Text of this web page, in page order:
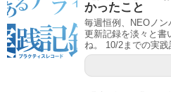
かったこと
毎週恒例、NEOノ
更新記録を淡々と書
ね。 10/2までの実